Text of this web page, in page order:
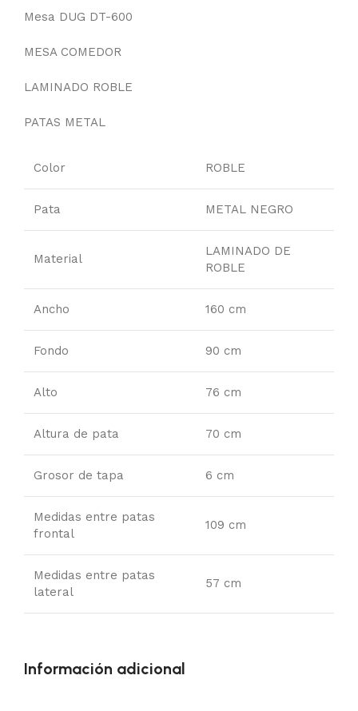
Mesa DUG DT-600
MESA COMEDOR
LAMINADO ROBLE
PATAS METAL
Color ROBLE
Pata METAL NEGRO
Material
LAMINADO DE
ROBLE
Ancho 160 cm
Fondo 90 cm
Alto 76 cm
Altura de pata 70 cm
Grosor de tapa 6 cm
Medidas entre patas
frontal
109 cm
Medidas entre patas
lateral
57 cm
Información adicional